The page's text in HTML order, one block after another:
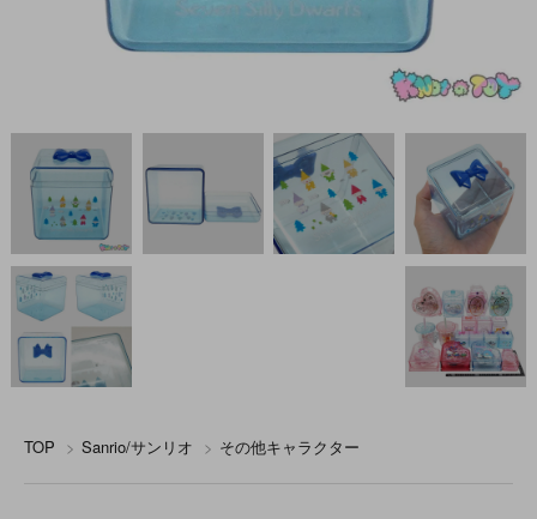
TOP > Sanrio/サンリオ > その他キャラクター